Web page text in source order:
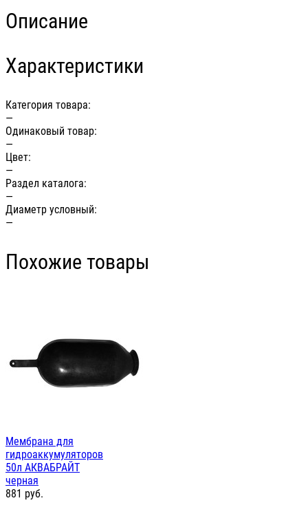
Описание
Характеристики
Категория товара:
—
Одинаковый товар:
—
Цвет:
—
Раздел каталога:
—
Диаметр условный:
—
Похожие товары
Мембрана для
гидроаккумуляторов
50л АКВАБРАЙТ
черная
881 руб.